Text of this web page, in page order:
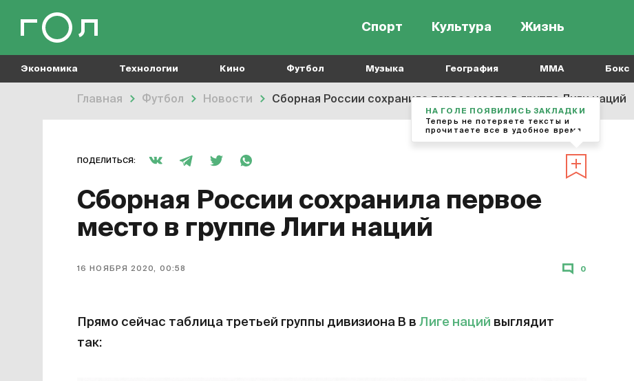
Спорт Культура Жизнь
Экономика Технологии Кино Футбол Музыка География MMA Бокс
Главная Футбол Новости Сборная России сохранила первое место в группе Лиги наций
ПОДЕЛИТЬСЯ:
Сборная России сохранила первое
место в группе Лиги наций
16 НОЯБРЯ 2020, 00:58 0
Прямо сейчас таблица третьей группы дивизиона B в Лиге наций выглядит
так:
НА ГОЛЕ ПОЯВИЛИСЬ ЗАКЛАДКИ
Теперь не потеряете тексты и
прочитаете все в удобное время